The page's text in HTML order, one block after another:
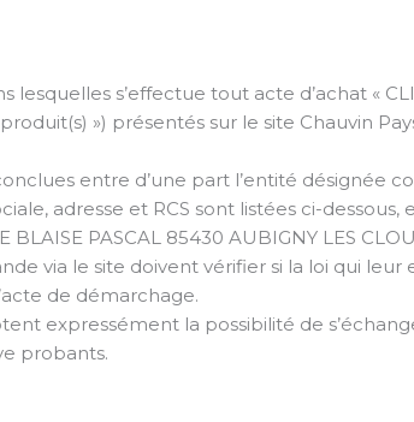
s’effectue tout acte d’achat «
») présentés sur le site Chauvin
entre d’une part l’entité désignée
adresse et RCS sont listées ci-dessous,
PASCAL 85430 AUBIGNY LES
via le site doivent vérifier si la loi qui leur
de démarchage.
expressément la possibilité de
probants.